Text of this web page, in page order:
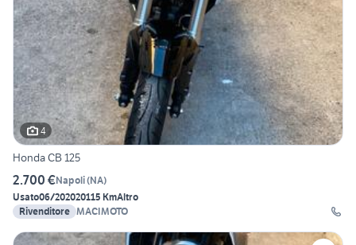
4
Honda CB 125
2.700 €Napoli(NA)
Usato06/202020115 KmAltro
Rivenditore MACIMOTO